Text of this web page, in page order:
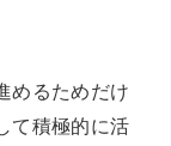
めるためだけ
て積極的に活